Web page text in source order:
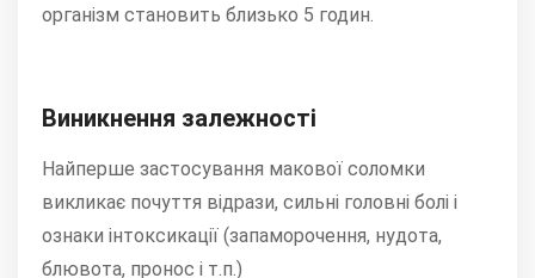
організм становить близько 5 годин.
Виникнення залежності
Найперше застосування макової соломки
викликає почуття відрази, сильні головні болі і
ознаки інтоксикації (запаморочення, нудота,
блювота, пронос і т.п.)